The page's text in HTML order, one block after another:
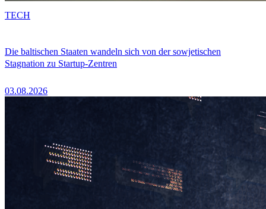
Die baltischen Staaten wandeln sich von der sowjetischen
Stagnation zu Startup-Zentren
03.08.2026
TECH